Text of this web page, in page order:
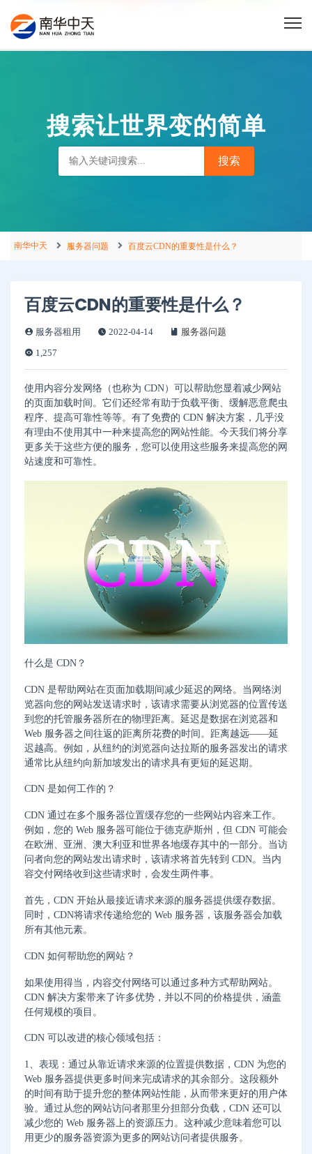
搜索让世界变的简单
南华中天 服务器问题 百度云CDN的重要性是什么？
百度云CDN的重要性是什么？
服务器租用 2022-04-14
服务器问题
1,257
使用内容分发网络（也称为 CDN）可以帮助您显着减少网站
的页面加载时间。它们还经常有助于负载平衡、缓解恶意爬虫
程序、提高可靠性等等。有了免费的 CDN 解决方案，几乎没
有理由不使用其中一种来提高您的网站性能。今天我们将分享
更多关于这些方便的服务，您可以使用这些服务来提高您的网
站速度和可靠性。
什么是 CDN？
CDN 是帮助网站在页面加载期间减少延迟的网络。当网络浏
览器向您的网站发送请求时，该请求需要从浏览器的位置传送
到您的托管服务器所在的物理距离。延迟是数据在浏览器和
Web 服务器之间往返的距离所花费的时间。距离越远——延
迟越高。例如，从纽约的浏览器向达拉斯的服务器发出的请求
通常比从纽约向新加坡发出的请求具有更短的延迟期。
CDN 是如何工作的？
CDN 通过在多个服务器位置缓存您的一些网站内容来工作。
例如，您的 Web 服务器可能位于德克萨斯州，但 CDN 可能会
在欧洲、亚洲、澳大利亚和世界各地缓存其中的一部分。当访
问者向您的网站发出请求时，该请求将首先转到 CDN。当内
容交付网络收到这些请求时，会发生两件事。
首先，CDN 开始从最接近请求来源的服务器提供缓存数据。
同时，CDN将请求传递给您的 Web 服务器，该服务器会加载
所有其他元素。
CDN 如何帮助您的网站？
如果使用得当，内容交付网络可以通过多种方式帮助网站。
CDN 解决方案带来了许多优势，并以不同的价格提供，涵盖
任何规模的项目。
CDN 可以改进的核心领域包括：
1、表现： 通过从靠近请求来源的位置提供数据，CDN 为您的
Web 服务器提供更多时间来完成请求的其余部分。这段额外
的时间有助于提升您的整体网站性能，从而带来更好的用户体
验。通过从您的网站访问者那里分担部分负载，CDN 还可以
减少您的 Web 服务器上的资源压力。这种减少意味着您可以
用更少的服务器资源为更多的网站访问者提供服务。